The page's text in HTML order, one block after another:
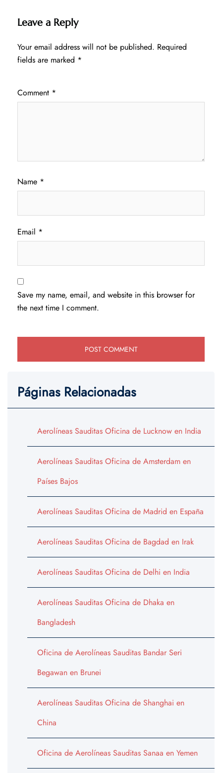
Leave a Reply
Your email address will not be published. Required
fields are marked *
Comment *
Name *
Email *
Save my name, email, and website in this browser for
the next time I comment.
Páginas Relacionadas
Aerolíneas Sauditas Oficina de Lucknow en India
Aerolíneas Sauditas Oficina de Amsterdam en
Países Bajos
Aerolíneas Sauditas Oficina de Madrid en España
Aerolíneas Sauditas Oficina de Bagdad en Irak
Aerolíneas Sauditas Oficina de Delhi en India
Aerolíneas Sauditas Oficina de Dhaka en
Bangladesh
Oficina de Aerolíneas Sauditas Bandar Seri
Begawan en Brunei
Aerolíneas Sauditas Oficina de Shanghai en
China
Oficina de Aerolíneas Sauditas Sanaa en Yemen